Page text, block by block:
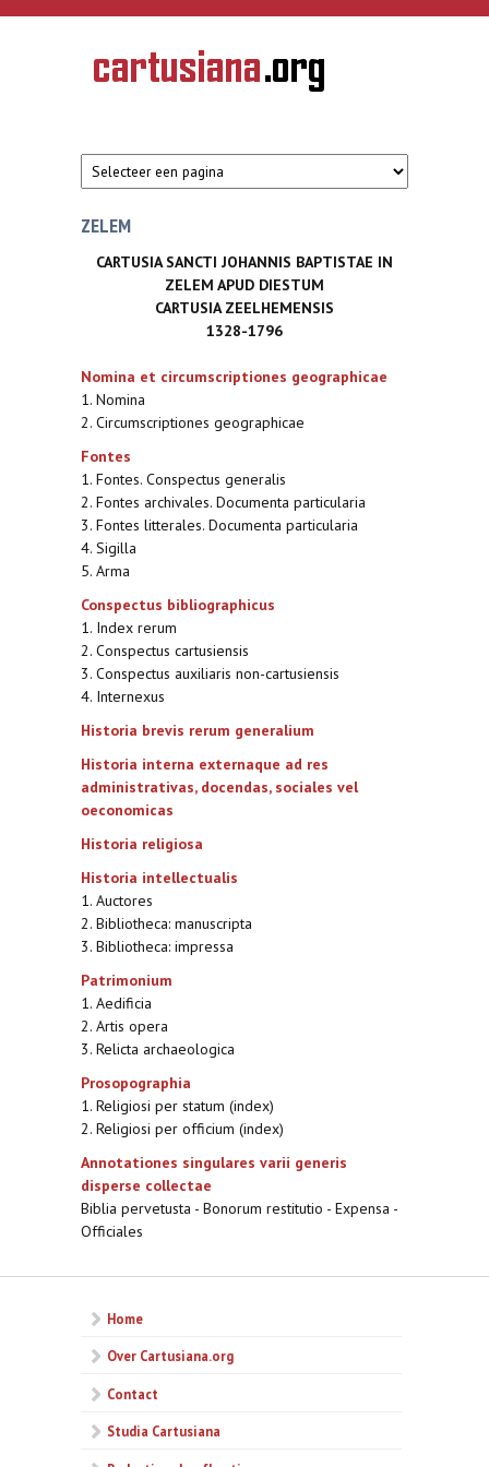
Overslaan en naar de inhoud gaan
CARTUSIANA
Geschiedenis
van de
ZELEM
CARTUSIA SANCTI JOHANNIS BAPTISTAE IN
ZELEM APUD DIESTUM
CARTUSIA ZEELHEMENSIS
1328-1796
Nomina et circumscriptiones geographicae
1. Nomina
2. Circumscriptiones geographicae
Fontes
1. Fontes. Conspectus generalis
2. Fontes archivales. Documenta particularia
3. Fontes litterales. Documenta particularia
4. Sigilla
5. Arma
Conspectus bibliographicus
1. Index rerum
2. Conspectus cartusiensis
3. Conspectus auxiliaris non-cartusiensis
4. Internexus
Historia brevis rerum generalium
Historia interna externaque ad res
administrativas, docendas, sociales vel
oeconomicas
Historia religiosa
Historia intellectualis
1. Auctores
2. Bibliotheca: manuscripta
3. Bibliotheca: impressa
Patrimonium
1. Aedificia
2. Artis opera
3. Relicta archaeologica
Prosopographia
1. Religiosi per statum (index)
2. Religiosi per officium (index)
Annotationes singulares varii generis
disperse collectae
Biblia pervetusta - Bonorum restitutio - Expensa -
Officiales
Home
Over Cartusiana.org
Contact
Studia Cartusiana